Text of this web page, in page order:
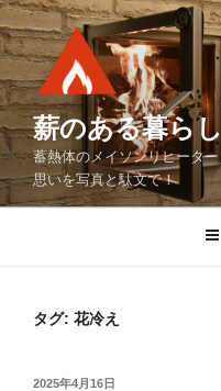
コ
ン
テ
ン
ツ
へ
キ
薪のある暮ら
蓄熱体のメイソンリヒータ
思いを写真と駄文で！
タグ: 花冷え
投
2025年4月16日